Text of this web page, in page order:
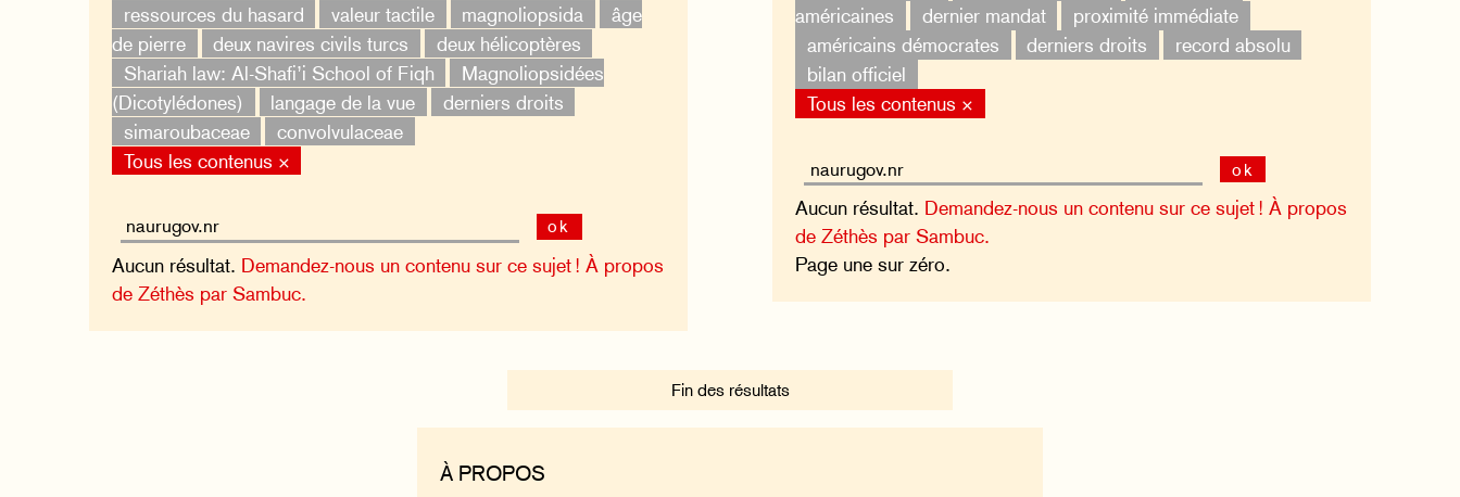
américaines
dernier mandat
proximité immédiate
américains démocrates
derniers droits
record absolu
bilan officiel
Tous les contenus ×
ok
Aucun résultat. Demandez-nous un contenu sur ce sujet ! À propos
de Zéthès par Sambuc.
Page une sur zéro.
ressources du hasard valeur tactile magnoliopsida
âge
de pierre
deux navires civils turcs
deux hélicoptères
Shariah law: Al-Shafi’i School of Fiqh
Magnoliopsidées
(Dicotylédones)
langage de la vue
derniers droits
simaroubaceae
convolvulaceae
Tous les contenus ×
ok
Aucun résultat. Demandez-nous un contenu sur ce sujet ! À propos
de Zéthès par Sambuc.
Fin des résultats
À PROPOS